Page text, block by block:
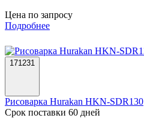
Цена по запросу
Подробнее
171231
Рисоварка Hurakan HKN-SDR130
Срок поставки 60 дней